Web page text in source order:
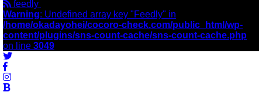
feedly
Warning: Undefined array key "Feedly" in
/home/okadayohei/cocoro-check.com/public_html/wp-
content/plugins/sns-count-cache/sns-count-cache.php
on line 3049